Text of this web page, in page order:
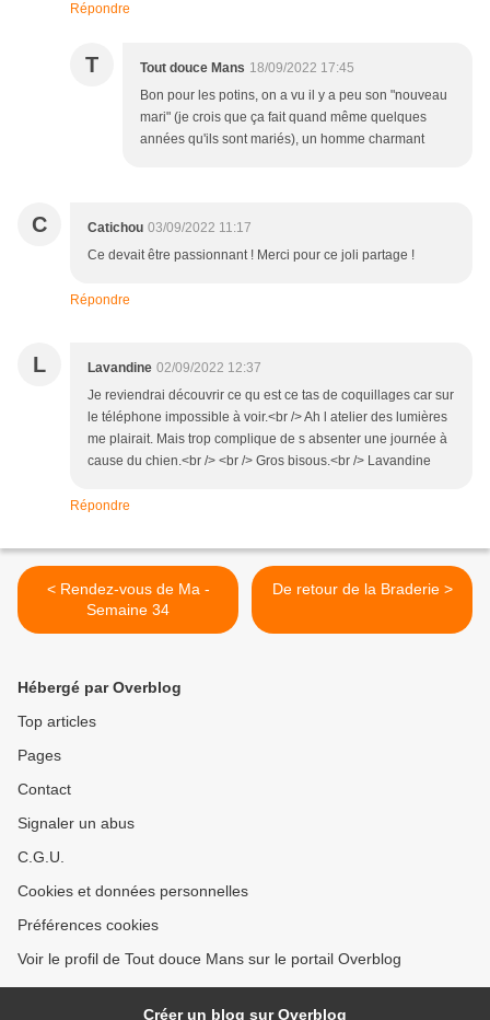
Répondre
T Tout douce Mans 18/09/2022 17:45
Bon pour les potins, on a vu il y a peu son "nouveau
mari" (je crois que ça fait quand même quelques
années qu'ils sont mariés), un homme charmant
C Catichou 03/09/2022 11:17
Ce devait être passionnant ! Merci pour ce joli partage !
Répondre
L Lavandine 02/09/2022 12:37
Je reviendrai découvrir ce qu est ce tas de coquillages car sur
le téléphone impossible à voir.<br /> Ah l atelier des lumières
me plairait. Mais trop complique de s absenter une journée à
cause du chien.<br /> <br /> Gros bisous.<br /> Lavandine
Répondre
< Rendez-vous de Ma -
Semaine 34
De retour de la Braderie >
Hébergé par Overblog
Top articles
Pages
Contact
Signaler un abus
C.G.U.
Cookies et données personnelles
Préférences cookies
Voir le profil de Tout douce Mans sur le portail Overblog
Créer un blog sur Overblog